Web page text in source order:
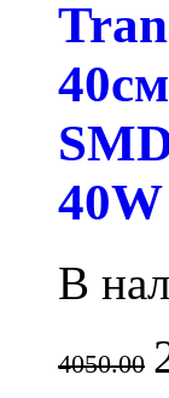
40см
В
4050.00